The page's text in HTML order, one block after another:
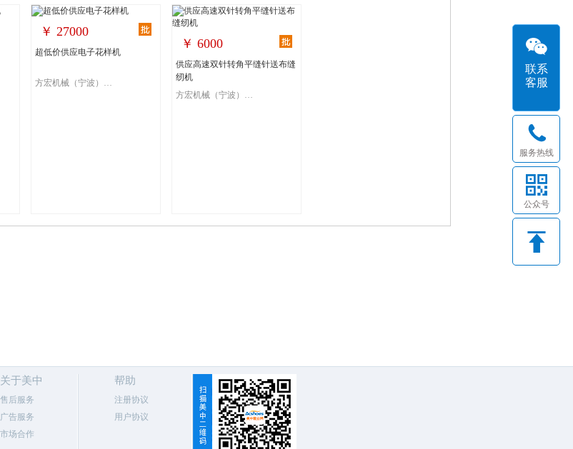
￥ 27000
超低价供应电子花样机
方宏机械（宁波）有限公司
￥ 6000
供应高速双针转角平缝针送布缝
纫机
方宏机械（宁波）有限公司
关于美中
售后服务
广告服务
市场合作
帮助
注册协议
用户协议
联系
客服
服务热线
公众号